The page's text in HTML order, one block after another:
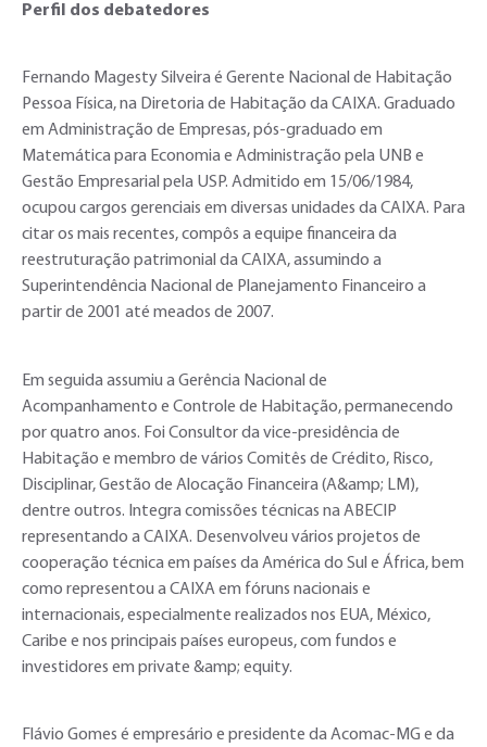
Perfil dos debatedores
Fernando Magesty Silveira é Gerente Nacional de Habitação
Pessoa Física, na Diretoria de Habitação da CAIXA. Graduado
em Administração de Empresas, pós-graduado em
Matemática para Economia e Administração pela UNB e
Gestão Empresarial pela USP. Admitido em 15/06/1984,
ocupou cargos gerenciais em diversas unidades da CAIXA. Para
citar os mais recentes, compôs a equipe financeira da
reestruturação patrimonial da CAIXA, assumindo a
Superintendência Nacional de Planejamento Financeiro a
partir de 2001 até meados de 2007.
Em seguida assumiu a Gerência Nacional de
Acompanhamento e Controle de Habitação, permanecendo
por quatro anos. Foi Consultor da vice-presidência de
Habitação e membro de vários Comitês de Crédito, Risco,
Disciplinar, Gestão de Alocação Financeira (A&amp; LM),
dentre outros. Integra comissões técnicas na ABECIP
representando a CAIXA. Desenvolveu vários projetos de
cooperação técnica em países da América do Sul e África, bem
como representou a CAIXA em fóruns nacionais e
internacionais, especialmente realizados nos EUA, México,
Caribe e nos principais países europeus, com fundos e
investidores em private &amp; equity.
Flávio Gomes é empresário e presidente da Acomac-MG e da